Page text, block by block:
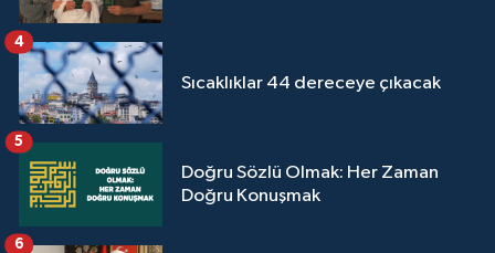
Sıcaklıklar 44 dereceye çıkacak
4
Doğru Sözlü Olmak: Her Zaman
Doğru Konuşmak
5
6